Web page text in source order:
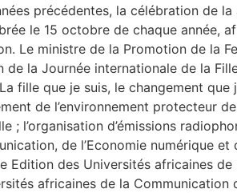
précédentes, la célébration de
le 15 octobre de chaque année,
Le ministre de la Promotion de la
la Journée internationale de la
fille que je suis, le changement
de l’environnement protecteur
; l’organisation d’émissions
de l’Economie numérique
des Universités africaines
africaines de la